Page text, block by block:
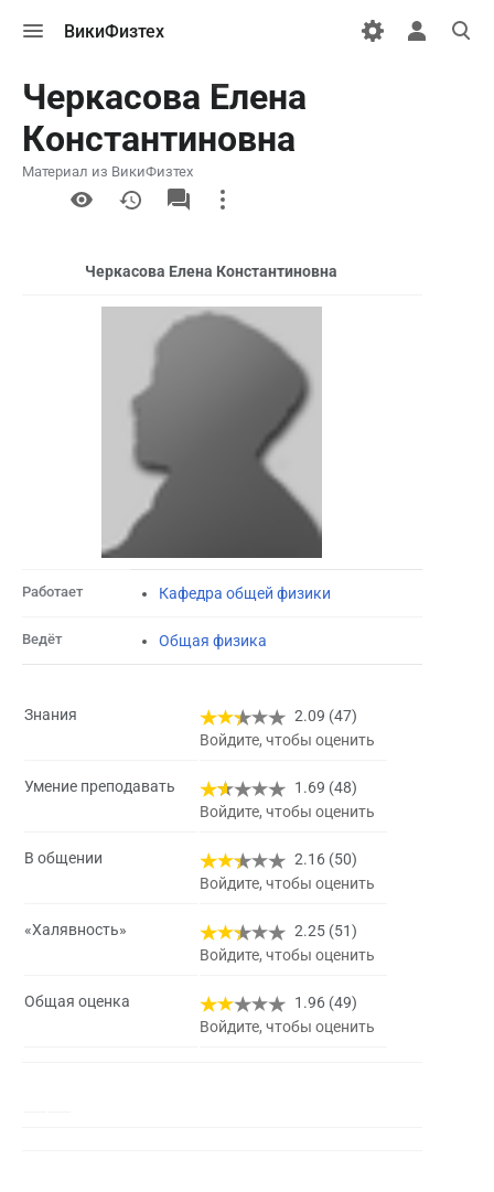
меню
ВикиФизтех
Открыть
поиск
Черкасова Елена
Константиновна
Материал из ВикиФизтех
More
actions
Черкасова Елена Константиновна
Работает Кафедра общей физики
Ведёт Общая физика
Знания
2.09 (47)
Войдите, чтобы оценить
Умение преподавать
1.69 (48)
Войдите, чтобы оценить
В общении
2.16 (50)
Войдите, чтобы оценить
«Халявность»
2.25 (51)
Войдите, чтобы оценить
Общая оценка
1.96 (49)
Войдите, чтобы оценить